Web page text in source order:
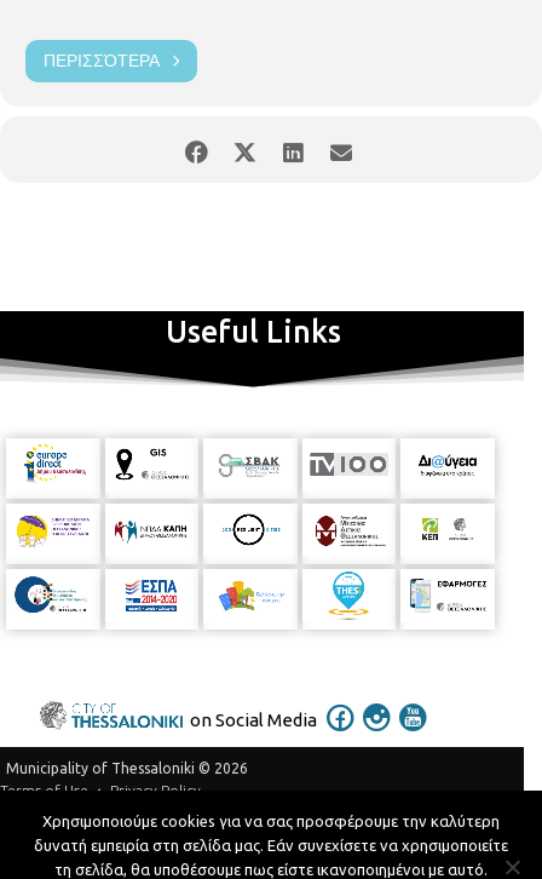
ΠΕΡΙΣΣΌΤΕΡΑ
Useful Links
on Social Media
Municipality of Thessaloniki © 2026
Terms of Use
Privacy Policy
Telephone Catalog
Developed byMyCompany Projects
Χρησιμοποιούμε cookies για να σας προσφέρουμε την καλύτερη
δυνατή εμπειρία στη σελίδα μας. Εάν συνεχίσετε να χρησιμοποιείτε
τη σελίδα, θα υποθέσουμε πως είστε ικανοποιημένοι με αυτό.